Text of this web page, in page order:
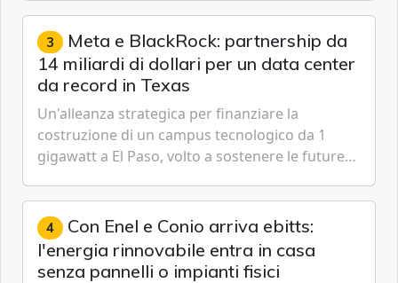
gestione continua del rischio.
3 Meta e BlackRock: partnership da
14 miliardi di dollari per un data center
da record in Texas
Un'alleanza strategica per finanziare la
costruzione di un campus tecnologico da 1
gigawatt a El Paso, volto a sostenere le future
artificiale dell'azienda di Mark Zuckerberg.
4 Con Enel e Conio arriva ebitts:
l'energia rinnovabile entra in casa
senza pannelli o impianti fisici